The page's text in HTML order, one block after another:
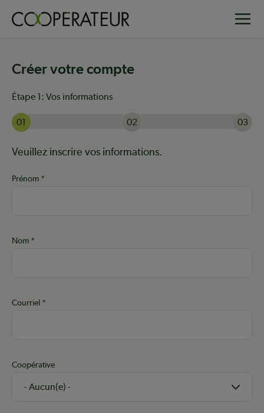
Créer votre compte
Étape 1: Vos informations
01 02
03
Aide :
Veuillez inscrire vos informations.
Prénom
Nom
Courriel
Coopérative